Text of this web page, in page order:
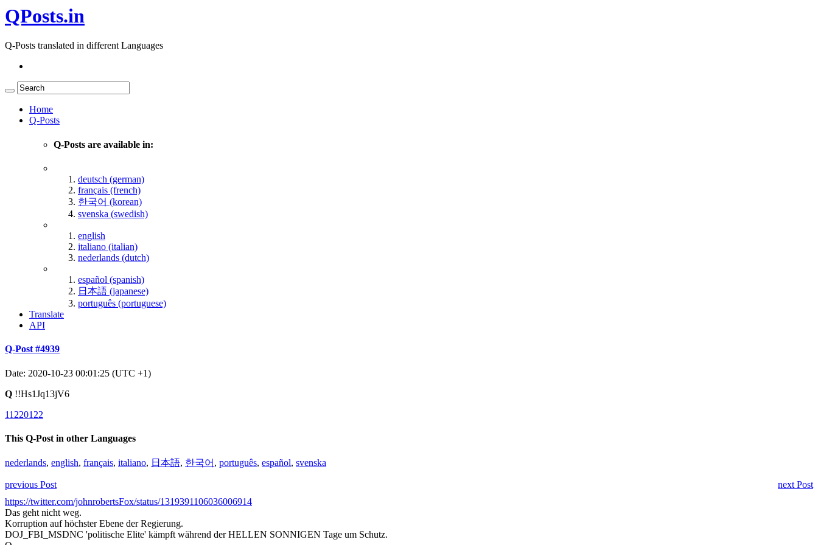
QPosts.in
Q-Posts translated in different Languages
Home
Q-Posts
Q-Posts are available in:
deutsch (german)
français (french)
한국어 (korean)
svenska (swedish)
english
italiano (italian)
nederlands (dutch)
español (spanish)
日本語 (japanese)
português (portuguese)
Translate
API
Q-Post #4939
Date: 2020-10-23 00:01:25 (UTC +1)
Q !!Hs1Jq13jV6
11220122
This Q-Post in other Languages
nederlands, english, français, italiano, 日本語, 한국어 , português, español, svenska
previous Post
next Post
https://twitter.com/johnrobertsFox/status/1319391106036006914
Das geht nicht weg.
Korruption auf höchster Ebene der Regierung.
DOJ_FBI_MSDNC 'politische Elite' kämpft während der HELLEN SONNIGEN Tage um Schutz.